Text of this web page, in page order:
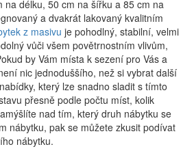
na délku, 50 cm na šířku a 85 cm na
a dvakrát lakovaný kvalitním
z masivu je pohodlný, stabilní, velmi
vůči všem povětrnostním vlivům,
by Vám místa k sezení pro Vás a
nic jednoduššího, než si vybrat další
který lze snadno sladit s tímto
přesně podle počtu míst, kolik
nad tím, který druh nábytku se
nábytku, pak se můžete zkusit podívat
nábytku.